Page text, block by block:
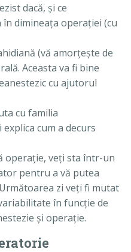
dacă, şi ce
dimineaţa operaţiei (cu
(vă amorţeşte de
Aceasta va fi bine
cu ajutorul
cu familia
cum a decurs
operaţie, veţi sta într-un
pentru a vă putea
zi veţi fi mutat
în funcţie de
şi operaţie.